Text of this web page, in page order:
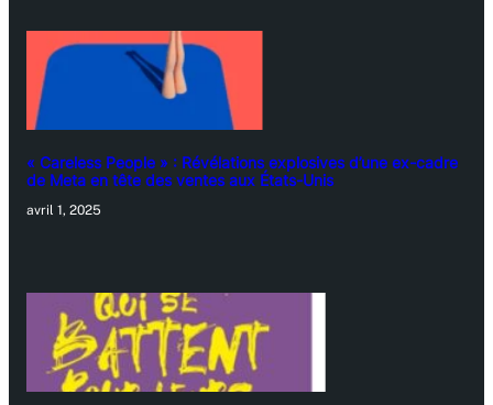
« Careless People » : Révélations explosives d’une ex-cadre
de Meta en tête des ventes aux États-Unis
avril 1, 2025